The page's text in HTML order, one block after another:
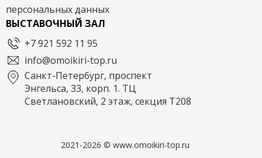
персональных данных
ВЫСТАВОЧНЫЙ ЗАЛ
+7 921 592 11 95
info@omoikiri-top.ru
Санкт-Петербург, проспект
Энгельса, 33, корп. 1. ТЦ
Светлановский, 2 этаж, секция Т208
2021-2026 © www.omoikiri-top.ru